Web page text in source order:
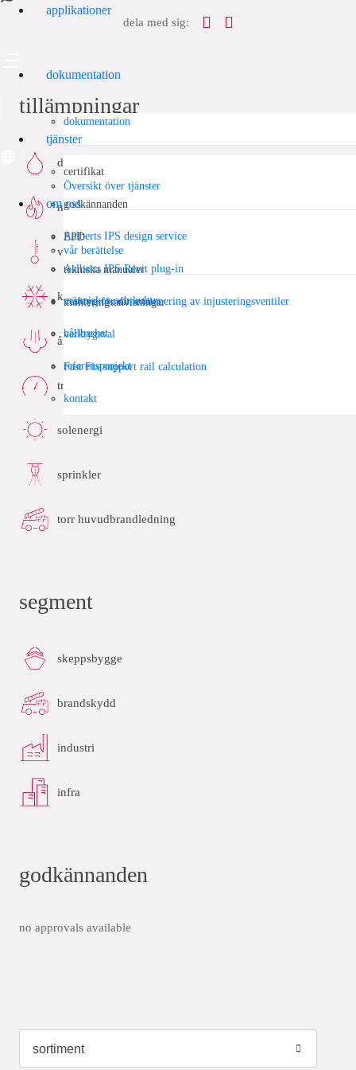
applikationer
dokumentation
dokumentation
certifikat
godkännanden
EPD
tekniska manualer
monteringsanvisningar
tjänster
Översikt över tjänster
Aalberts IPS design service
Aalberts IPS Revit plug-in
verktyg för dimensionering av injusteringsventiler
verktygsval
Fast Fix support rail calculation
om oss
vår berättelse
människor och kultur
hållbarhet
referensprojekt
kontakt
dela med sig:
tillämpningar
dricksvatten
naturgas
värme
kyla
ånga
tryckluft
solenergi
sprinkler
torr huvudbrandledning
segment
skeppsbygge
brandskydd
industri
infra
godkännanden
no approvals available